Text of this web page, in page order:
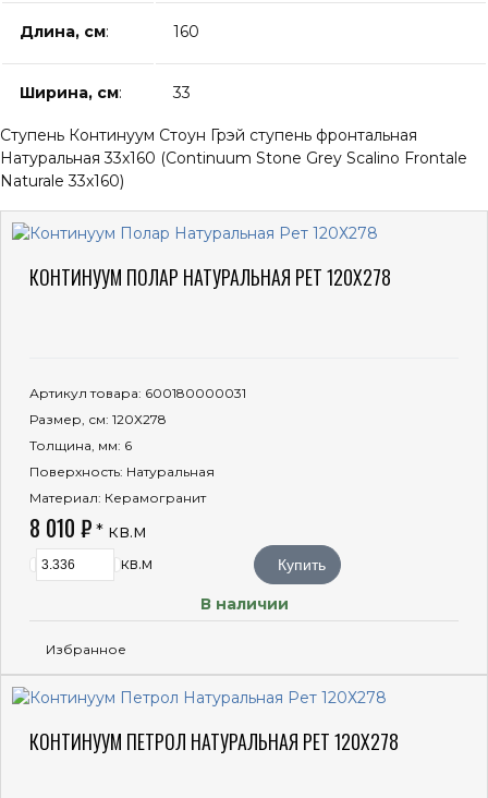
Длина, см: 160
Ширина, см: 33
Ступень Континуум Стоун Грэй ступень фронтальная
Натуральная 33x160 (Continuum Stone Grey Scalino Frontale
Naturale 33x160)
КОНТИНУУМ ПОЛАР НАТУРАЛЬНАЯ РЕТ 120Х278
Артикул товара: 600180000031
Размер, см: 120Х278
Толщина, мм: 6
Поверхность: Натуральная
Материал: Керамогранит
8 010 ₽ * кв.м
кв.м Купить
В наличии
Избранное
КОНТИНУУМ ПЕТРОЛ НАТУРАЛЬНАЯ РЕТ 120Х278